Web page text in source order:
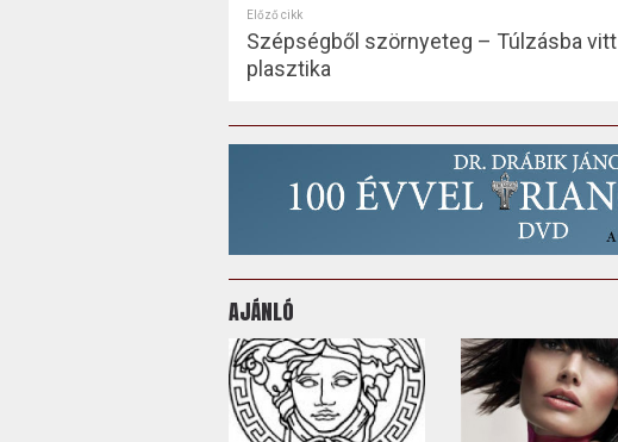
Előző cikk
Szépségből szörnyeteg – Túlzásba vitt
plasztika
AJÁNLÓ